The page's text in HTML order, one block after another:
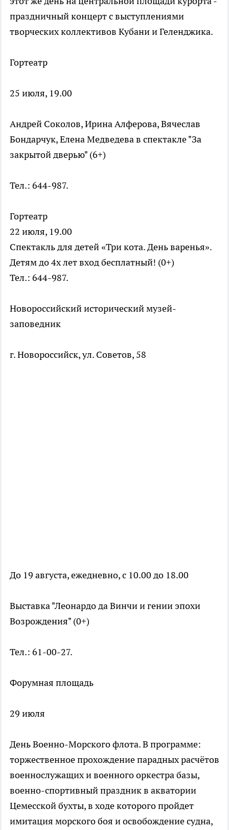
праздничный концерт с выступлениями
творческих коллективов Кубани и Геленджика.
Гортеатр
25 июля, 19.00
Андрей Соколов, Ирина Алферова, Вячеслав
Бондарчук, Елена Медведева в спектакле "За
закрытой дверью" (6+)
Тел.: 644-987.
Гортеатр
22 июля, 19.00
Спектакль для детей «Три кота. День варенья».
Детям до 4х лет вход бесплатный! (0+)
Тел.: 644-987.
Новороссийский исторический музей-
заповедник
г. Новороссийск, ул. Советов, 58
До 19 августа, ежедневно, с 10.00 до 18.00
Выставка "Леонардо да Винчи и гении эпохи
Возрождения" (0+)
Тел.: 61-00-27.
Форумная площадь
29 июля
День Военно-Морского флота. В программе:
торжественное прохождение парадных расчётов
военнослужащих и военного оркестра базы,
военно-спортивный праздник в акватории
Цемесской бухты, в ходе которого пройдет
имитация морского боя и освобождение судна,